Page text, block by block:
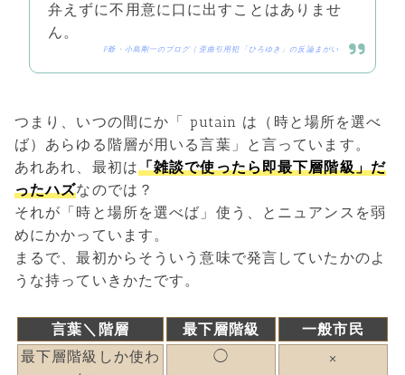
弁えずに不用意に口に出すことはありませ
ん。
F爺・小島剛一のブログ | 歪曲引用犯「ひろゆき」の反論まがい
つまり、いつの間にか「 putain は（時と場所を選べ
ば）あらゆる階層が用いる言葉」と言っています。
あれあれ、最初は「雑談で使ったら即最下層階級」だ
ったハズなのでは？
それが「時と場所を選べば」使う、とニュアンスを弱
めにかかっています。
まるで、最初からそういう意味で発言していたかのよ
うな持っていきかたです。
言葉＼階層 最下層階級
一般市民
最下層階級しか使わ
◯ ×